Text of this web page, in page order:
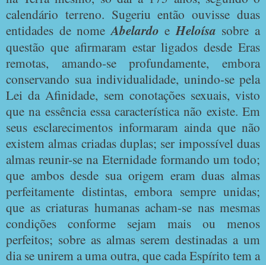
calendário terreno. Sugeriu então ouvisse duas
entidades de nomeAbelardo eHeloísa sobre a
questão que afirmaram estar ligados desde Eras
remotas, amando-se profundamente, embora
conservando sua individualidade, unindo-se pela
Lei da Afinidade, sem conotações sexuais, visto
que na essência essa característica não existe. Em
seus esclarecimentos informaram ainda que não
existem almas criadas duplas; ser impossível duas
almas reunir-se na Eternidade formando um todo;
que ambos desde sua origem eram duas almas
perfeitamente distintas, embora sempre unidas;
que as criaturas humanas acham-se nas mesmas
condições conforme sejam mais ou menos
perfeitos; sobre as almas serem destinadas a um
dia se unirem a uma outra, que cada Espírito tem a